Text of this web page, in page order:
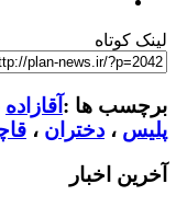
لینک کوتاه
برچسب ها : آقازاده
پلیس ، دختران ،
آخرین اخبار